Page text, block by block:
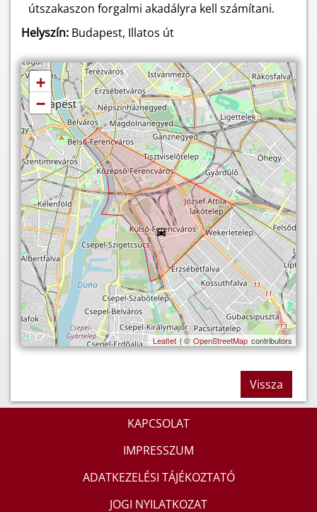
útszakaszon forgalmi akadályra kell számítani.
Helyszín: Budapest, Illatos út
+
−
Leaflet | ©OpenStreetMapcontributors
Vissza
KAPCSOLAT
IMPRESSZUM
ADATKEZELÉSI TÁJÉKOZTATÓ
JOGI NYILATKOZAT